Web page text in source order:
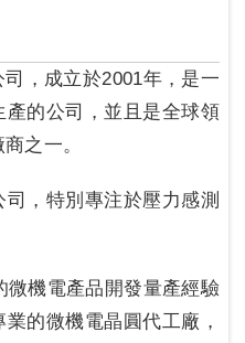
，成立於2001年，是一
的公司，並且是全球領
之一。
，特別專注於壓力感測
微機電產品開發量產經驗
的微機電晶圓代工廠，